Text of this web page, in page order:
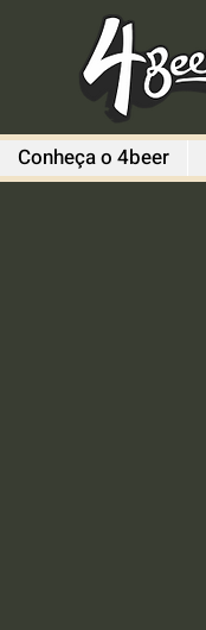
Conheça o 4beer